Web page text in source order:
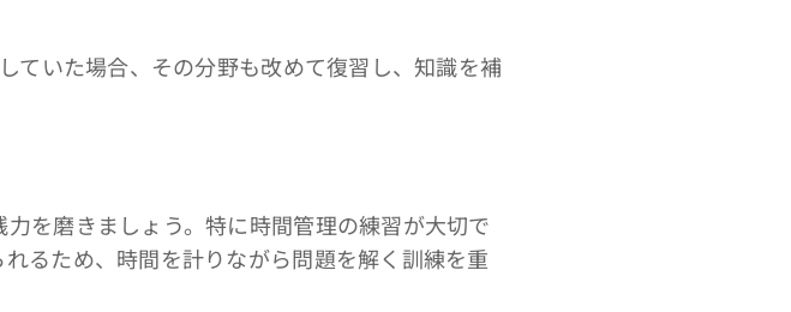
ていた場合、その分野も改めて復習し、知識を補
を磨きましょう。特に時間管理の練習が大切で
るため、時間を計りながら問題を解く訓練を重